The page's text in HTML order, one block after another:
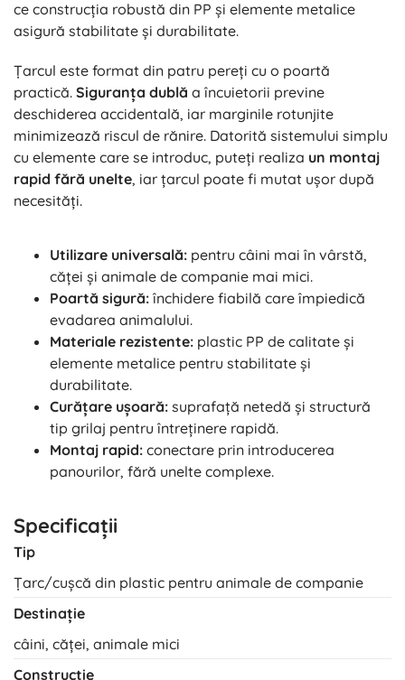
ce construcția robustă din PP și elemente metalice
asigură stabilitate și durabilitate.
Țarcul este format din patru pereți cu o poartă
practică. Siguranța dublă a încuietorii previne
deschiderea accidentală, iar marginile rotunjite
minimizează riscul de rănire. Datorită sistemului simplu
cu elemente care se introduc, puteți realiza un montaj
rapid fără unelte, iar țarcul poate fi mutat ușor după
necesități.
Utilizare universală: pentru câini mai în vârstă,
căței și animale de companie mai mici.
Poartă sigură: închidere fiabilă care împiedică
evadarea animalului.
Materiale rezistente: plastic PP de calitate și
elemente metalice pentru stabilitate și
durabilitate.
Curățare ușoară: suprafață netedă și structură
tip grilaj pentru întreținere rapidă.
Montaj rapid: conectare prin introducerea
panourilor, fără unelte complexe.
Specificații
Tip
Țarc/cuşcă din plastic pentru animale de companie
Destinație
câini, căței, animale mici
Construcție